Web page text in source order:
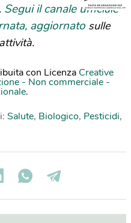
Segui il canale ufficiale
aggiornato sulle
con Licenza Creative
- Non commerciale -
.
Salute, Biologico, Pesticidi,